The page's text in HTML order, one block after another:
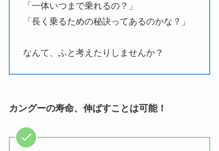
「一体いつまで乗れるの？」
「長く乗るための秘訣ってあるのかな？」
なんて、ふと考えたりしませんか？
カングーの寿命、伸ばすことは可能！